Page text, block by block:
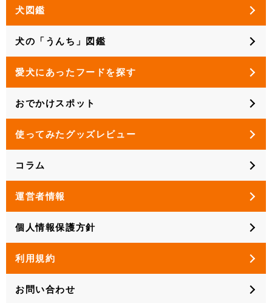
犬図鑑
犬の「うんち」図鑑
愛犬にあったフードを探す
おでかけスポット
使ってみたグッズレビュー
コラム
運営者情報
個人情報保護方針
利用規約
お問い合わせ